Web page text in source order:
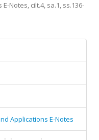
Notes, cilt.4, sa.1, ss.136-
Applications E-Notes